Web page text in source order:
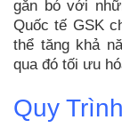
gắn bó với
Quốc tế GSK
thể tăng khả
qua đó tối ưu
Quy